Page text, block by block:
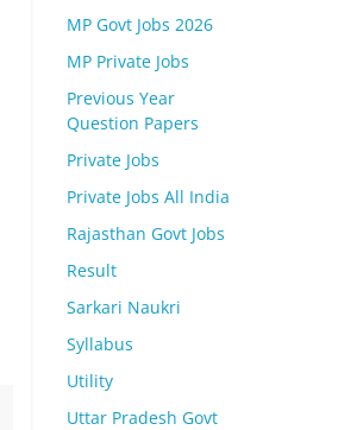
MP Govt Jobs 2026
MP Private Jobs
Previous Year
Question Papers
Private Jobs
Private Jobs All India
Rajasthan Govt Jobs
Result
Sarkari Naukri
Syllabus
Utility
Uttar Pradesh Govt